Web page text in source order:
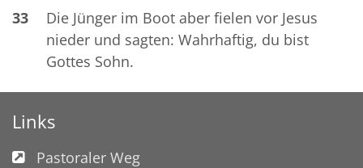
33
Die Jünger im Boot aber fielen vor Jesus
nieder und sagten: Wahrhaftig, du bist
Gottes Sohn.
Links
Pastoraler Weg